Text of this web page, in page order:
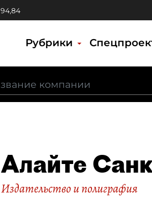
94,84
Рубрики
Алайте
Издательство и полиграфия